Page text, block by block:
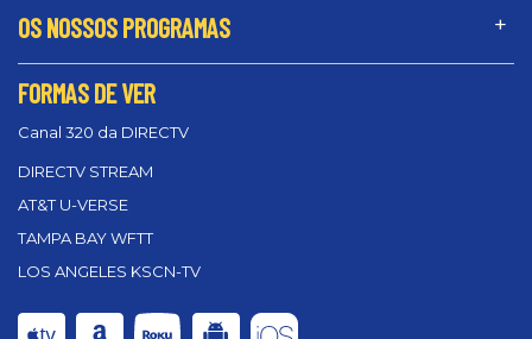
OS NOSSOS PROGRAMAS
FORMAS DE VER
Canal 320 da DIRECTV
DIRECTV STREAM
AT&T U-VERSE
TAMPA BAY WFTT
LOS ANGELES KSCN-TV